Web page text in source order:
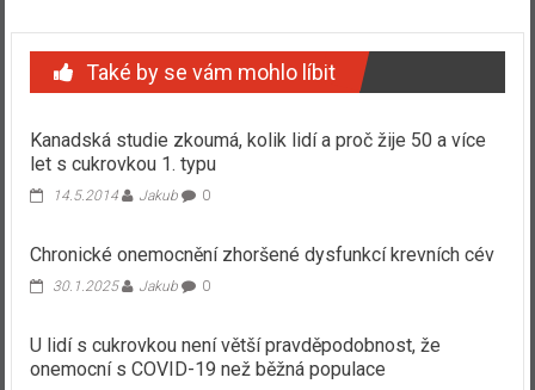
Také by se vám mohlo líbit
Kanadská studie zkoumá, kolik lidí a proč žije 50 a více
let s cukrovkou 1. typu
14.5.2014 Jakub 0
Chronické onemocnění zhoršené dysfunkcí krevních cév
30.1.2025 Jakub 0
U lidí s cukrovkou není větší pravděpodobnost, že
onemocní s COVID-19 než běžná populace